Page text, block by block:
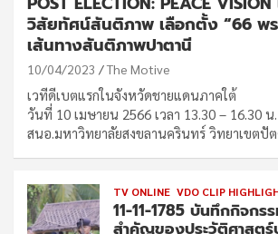
วิสัยทัศน์สันติภาพ เลือกตั้ง “66 พร
เส้นทางสันติภาพปาตานี
10/04/2023 The Motive
เวทีดีเบตแรกในจังหวัดชายแดนภาคใต้
วันที่ 10 เมษายน 2566 เวลา 13.30 – 16.30
สนอ.มหาวิทยาลัยสงขลานครินทร์ วิทยาเขตปั
TV ONLINE VDO CLIP
11-11-1785 บันทึกกิจกร
สำคัญของประวัติศาสตร์